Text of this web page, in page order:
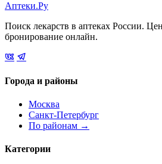
Аптеки.Ру
Поиск лекарств в аптеках России.
бронирование онлайн.
Города и районы
Москва
Санкт-Петербург
По районам →
Категории